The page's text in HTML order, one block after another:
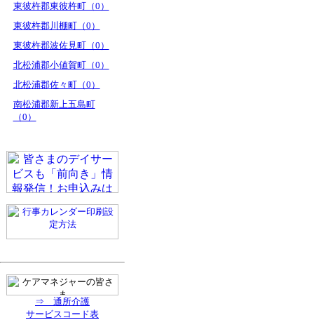
東彼杵郡東彼杵町（0）
東彼杵郡川棚町（0）
東彼杵郡波佐見町（0）
北松浦郡小値賀町（0）
北松浦郡佐々町（0）
南松浦郡新上五島町
（0）
⇒ 通所介護
サービスコード表